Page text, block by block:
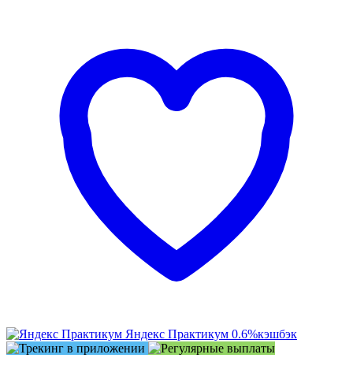
Яндекс Практикум 0.6%кэшбэк